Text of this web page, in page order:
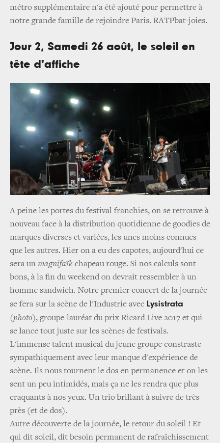
métro supplémentaire n'a été ajouté pour permettre à
notre grande famille de rejoindre Paris. RATPbat-joies.
Jour 2, Samedi 26 août, le soleil en
tête d'affiche
A peine les portes du festival franchies, on se retrouve à
nouveau face à la distribution quotidienne de goodies de
marques diverses et variées, les unes moins connues
que les autres. Hier on a eu des capotes, aujourd'hui ce
sera un magnifaïk chapeau rouge. Si nos calculs sont
bons, à la fin du weekend on devrait ressembler à un
homme sandwich. Notre premier concert de la journée
se fera sur la scène de l'Industrie avec Lysistrata
(photo), groupe lauréat du prix Ricard Live 2017 et qui
se lance tout juste sur les scènes de festivals.
L'immense talent musical du jeune groupe constraste
sympathiquement avec leur manque d'expérience de
scène. Ils nous tournent le dos en permanence et on les
sent un peu intimidés, mais ça ne les rendra que plus
craquants à nos yeux. Un trio brillant à suivre de très
près (et de dos).
Autre découverte de la journée, le retour du soleil ! Et
qui dit soleil, dit besoin permanent de rafraîchissement